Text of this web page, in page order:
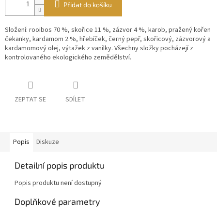
Přidat do košíku
Složení: rooibos 70 %, skořice 11 %, zázvor 4 %, karob, pražený kořen
čekanky, kardamom 2 %, hřebíček, černý pepř, skořicový, zázvorový a
kardamomový olej, výtažek z vanilky. Všechny složky pocházejí z
kontrolovaného ekologického zemědělství.
ZEPTAT SE SDÍLET
Popis Diskuze
Detailní popis produktu
Popis produktu není dostupný
Doplňkové parametry